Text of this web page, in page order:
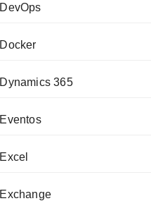
DevOps
Docker
Dynamics 365
Eventos
Excel
Exchange